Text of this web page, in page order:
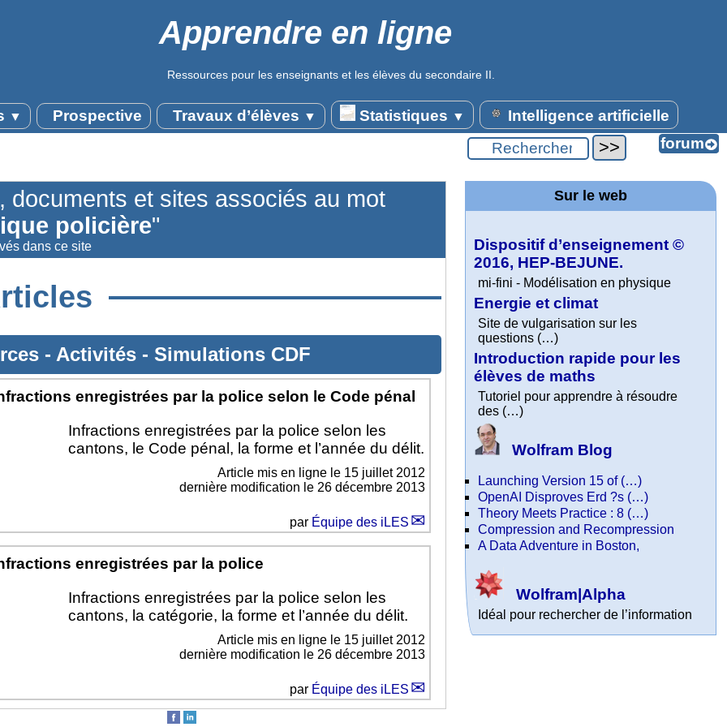
Apprendre en ligne
Ressources pour les enseignants et les élèves du secondaire II.
▼ Prospective Travaux d’élèves ▼ Statistiques ▼ Intelligence artificielle
documents et sites associés au mot
policière"
dans ce site
- Activités - Simulations CDF
enregistrées par la police selon le Code pénal
Infractions enregistrées par la police selon les
cantons, le Code pénal, la forme et l’année du délit.
Article mis en ligne le 15 juillet 2012
dernière modification le 26 décembre 2013
par Équipe des iLES
enregistrées par la police
Infractions enregistrées par la police selon les
cantons, la catégorie, la forme et l’année du délit.
Article mis en ligne le 15 juillet 2012
dernière modification le 26 décembre 2013
par Équipe des iLES
Sur le web
Dispositif d’enseignement ©
2016, HEP-BEJUNE.
mi-fini - Modélisation en physique
Energie et climat
Site de vulgarisation sur les
questions (…)
Introduction rapide pour les
élèves de maths
Tutoriel pour apprendre à résoudre
des (…)
Wolfram Blog
Launching Version 15 of (…)
OpenAI Disproves Erd ?s (…)
Theory Meets Practice : 8 (…)
Compression and Recompression
A Data Adventure in Boston,
Wolfram|Alpha
Idéal pour rechercher de l’information